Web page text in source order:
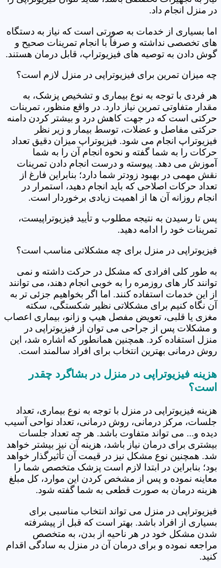
در منزل انجام داد.
اما بسیاری از خدمات به صورتی است که نیاز به دستگاه
های تخصصی نداشته و صرفاً با انجام تمرینات صحیح و
گوش دادن به توصیه های فیزیوتراپ، قابل درمان هستند.
چه میزان تمرین برای فیزیوتراپی در منزل لازم است؟
هر فردی با توجه به نوع بیماری و تشخیص پزشک، به
مقدار متفاوتی تمرین نیاز دارد. در واقع منظور، تمرینات
حرکتی است که در جهت کاهش درد و بیشتر کردن دامنه
حرکتی مفاصل و عضلات، توسط بیمار و زیر نظر
فیزیوتراپ انجام می شود. فیزیوتراپ میزان دقیق تعداد
حرکات را به شما گفته و نحوه انجام آن را به شما
آموزش می دهد. پیوسته و درست انجام دادن تمرینات
نقش مهمی در بهبود زودتر شما دارد؛ بنابراین فارغ از
تعداد حرکات اصلاحی که باید انجام دهید، استمرار در
انجام روزانه آن ها از اهمیت زیادی برخوردار است.
پس تا رسیدن به نتیجه مطلوب و تأیید فیزیوتراپیست،
تمرینات خود را ادامه دهید.
فیزیوتراپی در منزل برای چه مشکلاتی مناسب است؟
به طور کلی افرادی که مشکل در حرکت داشته و نمی
توانند کار های روزمره را به خوبی انجام دهند، می توانند
از این خدمات استفاده کنند. اما اگر بخواهیم جزئی تر به
آن نگاه کنیم برای مشکلاتی نظیر شکستگی، سکته
مغزی یا قلبی، تعویض مفصل هیپ و زانو، بیماری اعصاب
و مشکلات پس از جراحی می توان از فیزیوتراپی در
منزل استفاده کرد. همچنین همانطور که اشاره شد، این
روش درمانی بهترین انتخاب برای افراد سالمند است.
هزینه فیزیوتراپی در منزل در بشاگرد چقدر
است؟
هزینه فیزیوتراپی در منزل با توجه به نوع بیماری، تعداد
جلسات، مرکز درمانی، روش درمانی، تعداد نواحی آسیب
دیده و... می تواند متفاوت باشد. هر چه تعداد جلسات
بیشتری برای درمان نیاز باشد، هزینه آن نیز بیشتر خواهد
شد. همچنین نوع مشکل نیز در قیمت آن تأثیرگذار خواهد
بود؛ بنابراین در ابتدا لازم است پزشک متخصص شما را
معاینه نموده و پس از مشخص کردن این موارد، کل مبلغ
هزینه درمان به صورت قطعی به شما گفته شود.
فیزیوتراپی در منزل می تواند انتخاب مناسبی برای
بسیاری از افراد باشد. بهتر است که قبل از پیشرفته
شدن مشکل خود در هر ناحیه از بدن، به متخصص
مراجعه نموده و برای درمان آن در منزل به سادگی اقدام
کنید.